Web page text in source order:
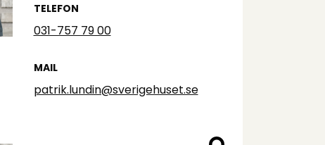
TELEFON
031-757 79 00
MAIL
patrik.lundin@sverigehuset.se